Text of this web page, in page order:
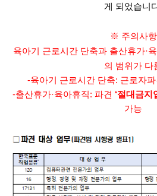
게 되었습니
※ 주의사항
육아기 근로시간 단축과 출산휴가·
의 범위가 다
-육아기 근로시간 단축: 근로자파
-출산휴가·육아휴직: 파견 ‘절대금지
가능